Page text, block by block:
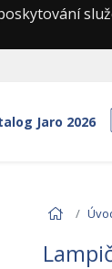
Jaro 2026